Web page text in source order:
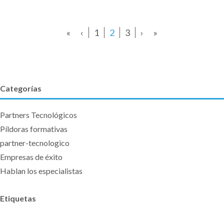
« ‹ 1 2 3 › »
Categorías
Partners Tecnológicos
Píldoras formativas
partner-tecnologico
Empresas de éxito
Hablan los especialistas
Etiquetas